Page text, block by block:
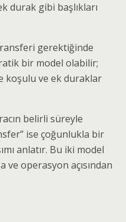
durak gibi başlıkları
gerektiğinde
bir model olabilir;
koşulu ve ek duraklar
belirli süreyle
ise çoğunlukla bir
anlatır. Bu iki model
ve operasyon açısından